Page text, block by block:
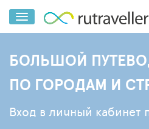
БОЛЬШОЙ
ПО ГОРОДАМ И
Вход в личный кабинет